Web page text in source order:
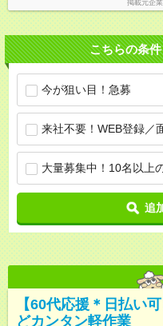
掲載元企
こちらの条
今が狙い目！急募
来社不要！WEB登録／
大量募集中！10名以上
追
【60代応援＊日払い
どカンタン軽作業